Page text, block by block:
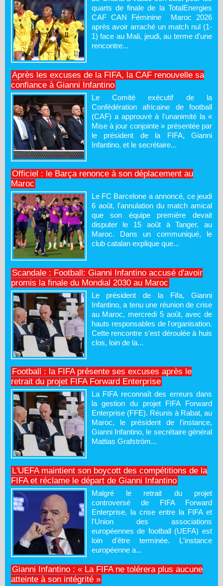
quarts de finale de la TotalEnergies
CAF CAN Féminine Maroc 2026
après avoir arraché un match nul (1-
1) face au Mali, jeudi, au terme d'une
rencontre...
Après les excuses de la FIFA, la CAF renouvelle sa
confiance à Gianni Infantino
Le Comité exécutif de la
Confédération africaine de football
(CAF) a approuvé à l'unanimité la «
Mise à jour conjointe » présentée par
le président de la FIFA, Gianni
Infantino, et le secrétaire...
Officiel : le Barça renonce à son déplacement au
Maroc
Le FC Barcelone a annoncé, ce jeudi
6 août, l'annulation du match amical
que son équipe première devait
disputer le 15 août à Tanger, au
Maroc. Dans un communiqué, le
club catalan explique que...
Scandale : Football: Gianni Infantino accusé d'avoir
promis la finale du Mondial 2030 au Maroc
Le président de la Fifa, Gianni
Infantino, a tenu une réunion de crise
au Maroc, mercredi 5 août, avec de
hauts responsables de l'organisation.
Cette rencontre s'est déroulée à huis
clos, loin de la...
Football : la FIFA présente ses excuses après le
retrait du projet FIFA Forward Enterprise
La FIFA reconnaît des erreurs dans
la gestion du projet FIFA Forward
Enterprise (FFE). Réunis à Rabat, au
Maroc, le président de l'instance,
Gianni Infantino, le secrétaire général
Mattias Grafström...
L'UEFA maintient son boycott des compétitions de la
FIFA et réclame le départ de Gianni Infantino
Malgré le retrait du projet
controversé de FIFA Forward
Enterprise, la crise entre la FIFA et
l'Union des associations
européennes de football (UEFA) est
loin d'être terminée. L'instance
européenne a...
Gianni Infantino : « La FIFA ne tolérera plus aucune
atteinte à son intégrité »